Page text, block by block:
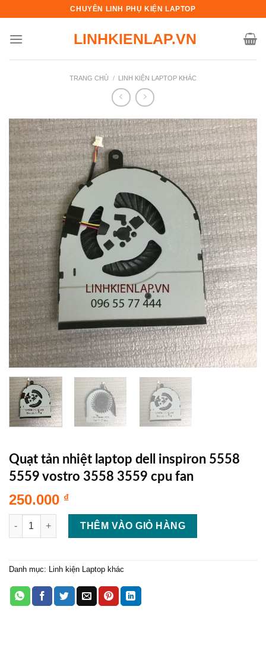
content
CHUYÊN LINH PHỤ KIỆN LAPTOP
LINHKIENLAP.VN
TRANG CHỦ / LINH KIỆN LAPTOP KHÁC
Quạt tản nhiệt laptop dell inspiron 5558
5559 vostro 3558 3559 cpu fan
250.000 ₫
Quạt tản nhiệt laptop dell inspiron 5558 5559 vostro 3558
THÊM VÀO GIỎ HÀNG
Danh mục: Linh kiện Laptop khác